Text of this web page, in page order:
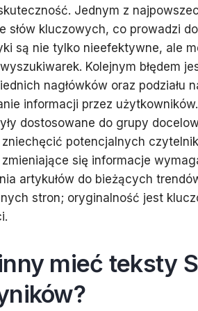
Jednym z
słów kluczowych, co prowadzi
są nie tylko nieefektywne, ale
Kolejnym błędem
nagłówków oraz podziału
informacji przez
dostosowane do grupy
potencjalnych
się informacje
artykułów do bieżących
stron; oryginalność jest
mieć teksty